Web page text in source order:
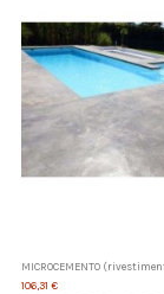
MICROCEMENTO
106,31 €